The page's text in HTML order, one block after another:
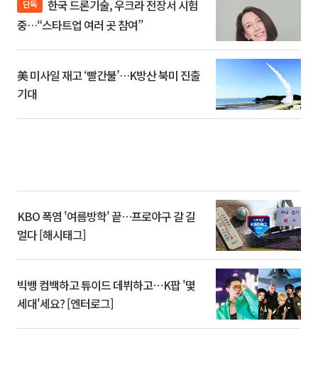
단독
중…“스타트업 여러 곳 참여”
美 미사일 재고 ‘빨간불’…K방산 북미 진출
기대
KBO 폭염 '여름방학' 끝…프로야구 갈 길
멀다 [해시태그]
빅뱅 컴백하고 튜이드 데뷔하고⋯K팝 '몇
세대'세요? [엔터로그]